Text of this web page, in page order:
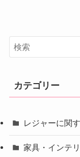
カテゴリー
レジャーに関
家具・インテ